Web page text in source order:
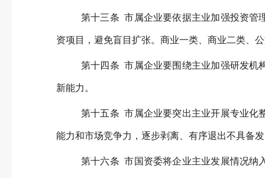
第十三条 市属企业要依据主业加强投资管
资项目，避免盲目扩张。商业一类、商业二类、
第十四条 市属企业要围绕主业加强研发机
新能力。
第十五条 市属企业要突出主业开展专业化
能力和市场竞争力，逐步剥离、有序退出不具备
第十六条 市国资委将企业主业发展情况纳